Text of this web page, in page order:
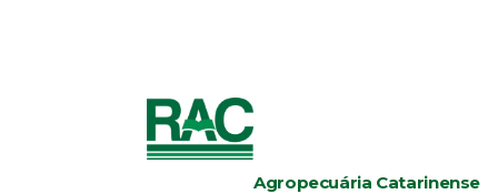
Agropecuária Catarinense